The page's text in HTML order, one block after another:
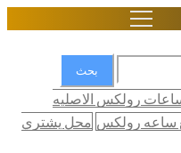
رولكس الاصليه
ساعه رولكس محل يشتري